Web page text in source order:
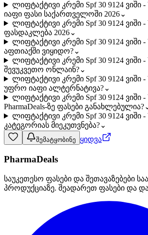
ლიფტაქტივი კრემი Spf 30 9124 ვიში
იაფი ფასი საქართველოში 2026⌄
ლიფტაქტივი კრემი Spf 30 9124 ვიში
ფასდაკლება 2026⌄
ლიფტაქტივი კრემი Spf 30 9124
აფთიაქში ვიყიდო?⌄
ლიფტაქტივი კრემი Spf 30 9124
შევუკვეთო ონლაინ?⌄
ლიფტაქტივი კრემი Spf 30 9124 ვიში
უფრო იაფი ალტერნატივა?⌄
ლიფტაქტივი კრემი Spf 30 9124 ვიში
PharmaDeals-ზე ფასები განახლებულია?
ლიფტაქტივი კრემი Spf 30 9124 ვიში
კატეგორიას მიეკუთვნება?⌄
შემატყობინე ყიდვა
PharmaDeals
საუკეთესო ფასები და შეთავაზებები
პროდუქციაზე. შეადარეთ ფასები და